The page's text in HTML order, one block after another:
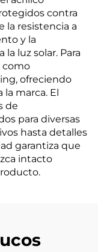
contra
la resistencia a
y la
luz solar. Para
como
ofreciendo
la marca. El
de
para diversas
hasta detalles
garantiza que
intacto